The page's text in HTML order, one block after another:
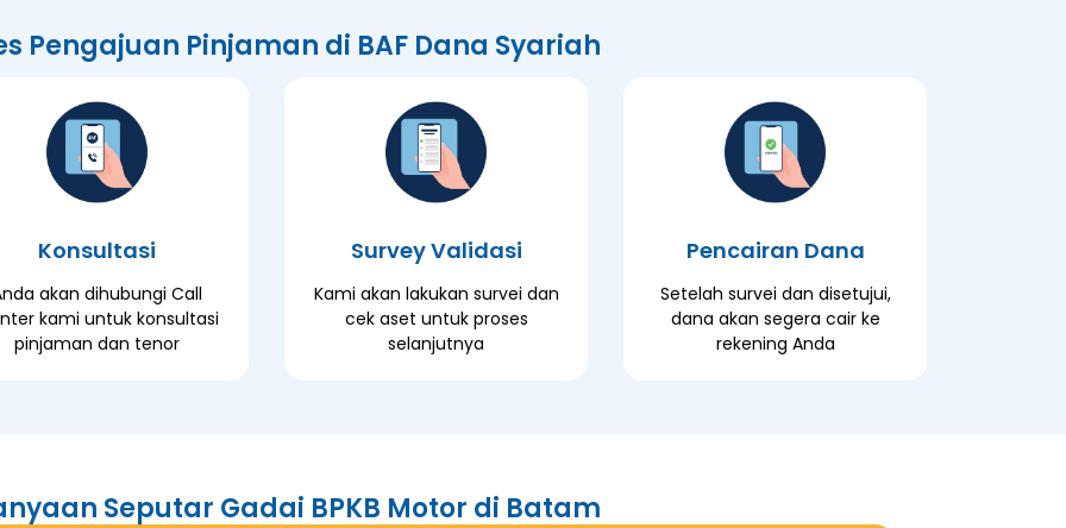
Pengajuan Pinjaman di BAF Dana Syariah
Konsultasi
akan dihubungi Call
kami untuk konsultasi
pinjaman dan tenor
Survey Validasi
Kami akan lakukan survei dan
cek aset untuk proses
selanjutnya
Pencairan Dana
Setelah survei dan disetujui,
dana akan segera cair ke
rekening Anda
Seputar Gadai BPKB Motor di Batam